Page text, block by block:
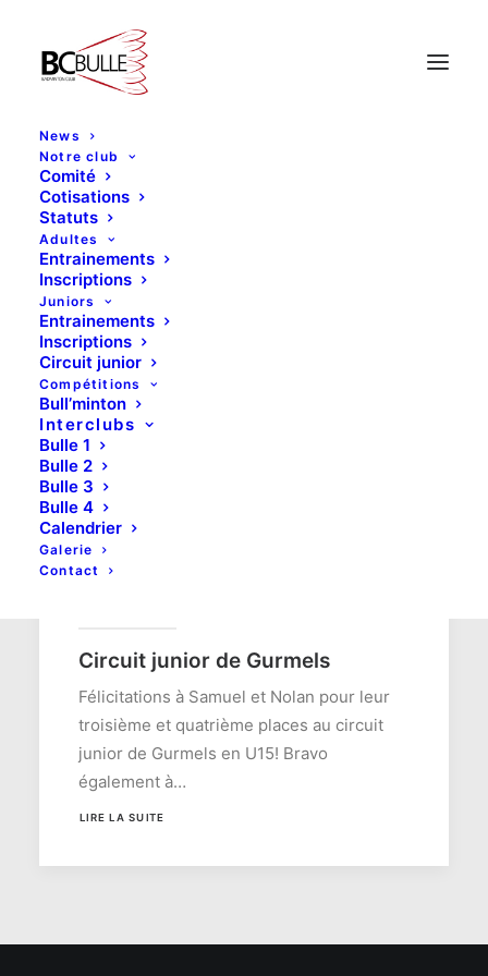
News
Notre club
Comité
Cotisations
Statuts
Adultes
Entrainements
Inscriptions
Juniors
Entrainements
Inscriptions
Circuit junior
Compétitions
Bull’minton
Interclubs
Bulle 1
Bulle 2
Bulle 3
Bulle 4
Calendrier
Galerie
Contact
Mois : mars 2018
Circuit junior de Gurmels
Félicitations à Samuel et Nolan pour leur
troisième et quatrième places au circuit
junior de Gurmels en U15! Bravo
également à…
LIRE LA SUITE